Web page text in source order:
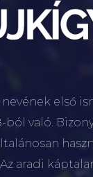
első
ból való.
aradi